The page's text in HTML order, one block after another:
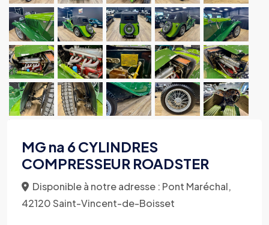
MG na 6 CYLINDRES
COMPRESSEUR ROADSTER
Disponible à notre adresse : Pont Maréchal,
42120 Saint-Vincent-de-Boisset